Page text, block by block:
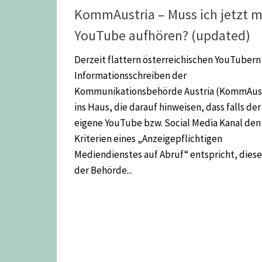
KommAustria – Muss ich jetzt
YouTube aufhören? (updated)
Derzeit flattern österreichischen YouTubern
Informationsschreiben der
Kommunikationsbehörde Austria
ins Haus, die darauf hinweisen, dass falls der
eigene YouTube bzw. Social Media Kanal den
Kriterien eines „Anzeigepflichtigen
Mediendienstes auf Abruf“ entspricht,
der Behörde...